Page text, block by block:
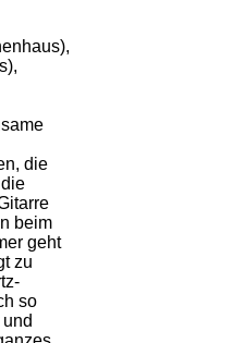
die
beim
geht
zu
so